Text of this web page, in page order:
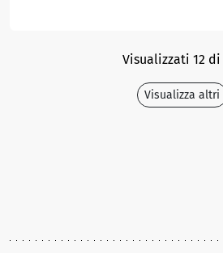
Visualizzati 12 di
Visualizza altri